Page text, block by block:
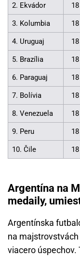
2. Ekvádor 18
3. Kolumbia 18
4. Uruguaj 18
5. Brazília 18
6. Paraguaj 18
7. Bolívia 18
8. Venezuela 18
9. Peru 18
10. Čile 18
Argentína na
medaily,
Argentínska
na
viacero úspechov.